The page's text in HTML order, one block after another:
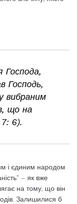
Господа,
Господь,
вибраним
що на
7: 6).
і єдиним народом
– як вже
на тому, що він
Залишилися б